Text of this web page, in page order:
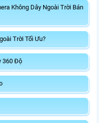
Không Dây Ngoài Trời Bán
Trời Tối Ưu?
360 Độ